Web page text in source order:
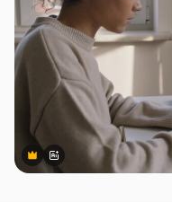
Premium
Premium
Généré par l’IA